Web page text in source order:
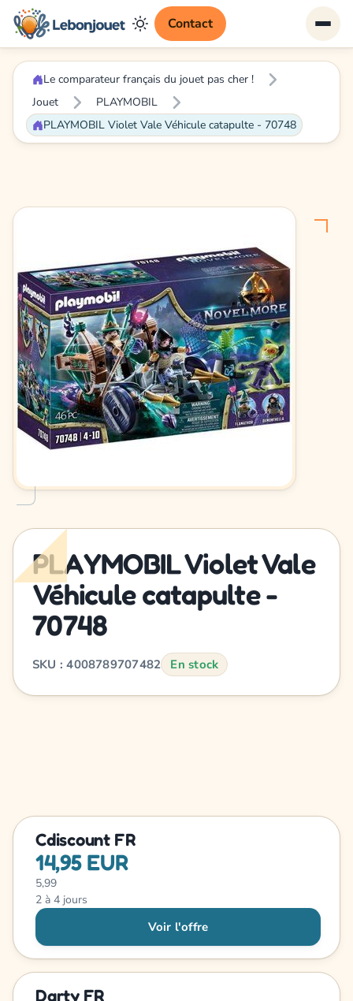
Contact
Le comparateur français du jouet pas cher !
Jouet
PLAYMOBIL
PLAYMOBIL Violet Vale Véhicule catapulte - 70748
PLAYMOBIL Violet Vale
Véhicule catapulte -
70748
SKU : 4008789707482 En stock
Cdiscount FR
14,95 EUR
5,99
2 à 4 jours
Voir l'offre
Darty FR